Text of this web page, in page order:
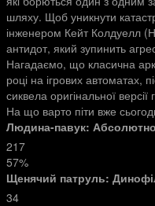
шляху. Щоб уникнути
інженером Кейт Колдуелл
антидот, який зупинить
Нагадаємо, що класична
році на ігрових автоматах,
сиквела оригінальної версії
На що варто піти вже
Людина-павук:
217
57%
Щенячий патруль:
34